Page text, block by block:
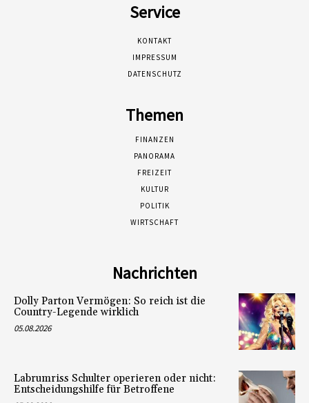
Service
KONTAKT
IMPRESSUM
DATENSCHUTZ
Themen
FINANZEN
PANORAMA
FREIZEIT
KULTUR
POLITIK
WIRTSCHAFT
Nachrichten
Dolly Parton Vermögen: So reich ist die
Country-Legende wirklich
05.08.2026
Labrumriss Schulter operieren oder nicht:
Entscheidungshilfe für Betroffene